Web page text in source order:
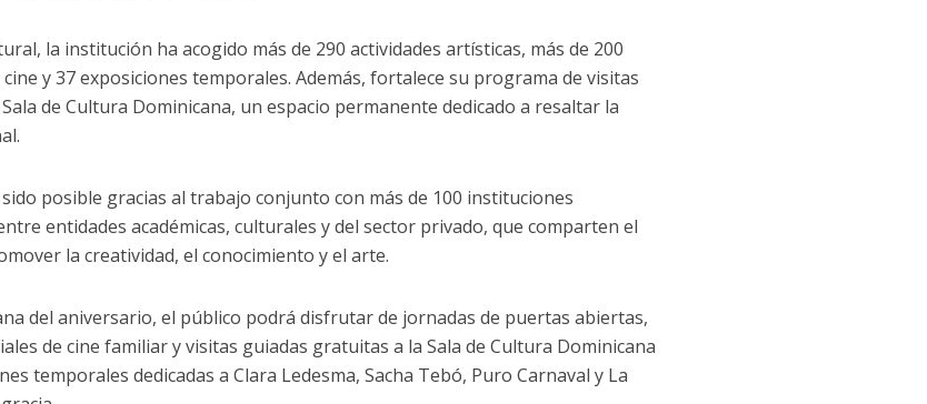
la institución ha acogido más de 290 actividades artísticas, más de 200
y 37 exposiciones temporales. Además, fortalece su programa de visitas
de Cultura Dominicana, un espacio permanente dedicado a resaltar la
posible gracias al trabajo conjunto con más de 100 instituciones
entidades académicas, culturales y del sector privado, que comparten el
la creatividad, el conocimiento y el arte.
del aniversario, el público podrá disfrutar de jornadas de puertas abiertas,
de cine familiar y visitas guiadas gratuitas a la Sala de Cultura Dominicana
temporales dedicadas a Clara Ledesma, Sacha Tebó, Puro Carnaval y La